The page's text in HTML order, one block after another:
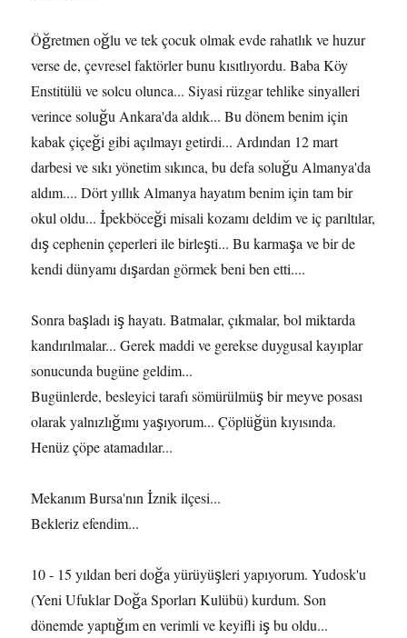
Öğretmen oğlu ve tek çocuk olmak evde rahatlık ve huzur
verse de, çevresel faktörler bunu kısıtlıyordu. Baba Köy
Enstitülü ve solcu olunca... Siyasi rüzgar tehlike sinyalleri
verince soluğu Ankara'da aldık... Bu dönem benim için
kabak çiçeği gibi açılmayı getirdi... Ardından 12 mart
darbesi ve sıkı yönetim sıkınca, bu defa soluğu Almanya'da
aldım.... Dört yıllık Almanya hayatım benim için tam bir
okul oldu... İpekböceği misali kozamı deldim ve iç parıltılar,
dış cephenin çeperleri ile birleşti... Bu karmaşa ve bir de
kendi dünyamı dışardan görmek beni ben etti....
Sonra başladı iş hayatı. Batmalar, çıkmalar, bol miktarda
kandırılmalar... Gerek maddi ve gerekse duygusal kayıplar
sonucunda bugüne geldim...
Bugünlerde, besleyici tarafı sömürülmüş bir meyve posası
olarak yalnızlığımı yaşıyorum... Çöplüğün kıyısında.
Henüz çöpe atamadılar...
Mekanım Bursa'nın İznik ilçesi...
Bekleriz efendim...
10 - 15 yıldan beri doğa yürüyüşleri yapıyorum. Yudosk'u
(Yeni Ufuklar Doğa Sporları Kulübü) kurdum. Son
dönemde yaptığım en verimli ve keyifli iş bu oldu...